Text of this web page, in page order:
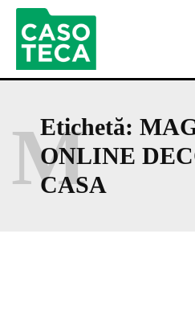
Etichetă:
ONLINE
CASA
M